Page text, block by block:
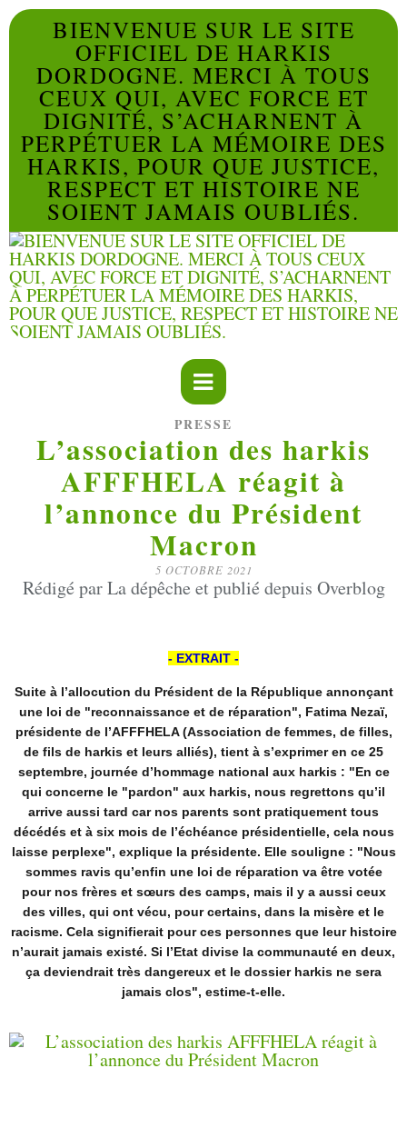
BIENVENUE SUR LE SITE
OFFICIEL DE HARKIS
DORDOGNE. MERCI À TOUS
CEUX QUI, AVEC FORCE ET
DIGNITÉ, S’ACHARNENT À
PERPÉTUER LA MÉMOIRE DES
HARKIS, POUR QUE JUSTICE,
RESPECT ET HISTOIRE NE
SOIENT JAMAIS OUBLIÉS.
PRESSE
L’association des harkis
AFFFHELA réagit à
l’annonce du Président
Macron
5 OCTOBRE 2021
Rédigé par La dépêche et publié depuis Overblog
- EXTRAIT -
Suite à l’allocution du Président de la République annonçant
une loi de "reconnaissance et de réparation", Fatima Nezaï,
présidente de l’AFFFHELA (Association de femmes, de filles,
de fils de harkis et leurs alliés), tient à s’exprimer en ce 25
septembre, journée d’hommage national aux harkis : "En ce
qui concerne le "pardon" aux harkis, nous regrettons qu’il
arrive aussi tard car nos parents sont pratiquement tous
décédés et à six mois de l’échéance présidentielle, cela nous
laisse perplexe", explique la présidente. Elle souligne : "Nous
sommes ravis qu’enfin une loi de réparation va être votée
pour nos frères et sœurs des camps, mais il y a aussi ceux
des villes, qui ont vécu, pour certains, dans la misère et le
racisme. Cela signifierait pour ces personnes que leur histoire
n’aurait jamais existé. Si l’Etat divise la communauté en deux,
ça deviendrait très dangereux et le dossier harkis ne sera
jamais clos", estime-t-elle.